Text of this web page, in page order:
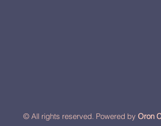
© All rights reserved. Powered by Oron